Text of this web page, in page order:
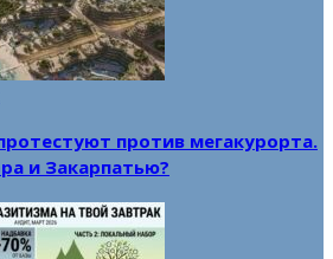
против мегакурорта.
и Закарпатью?